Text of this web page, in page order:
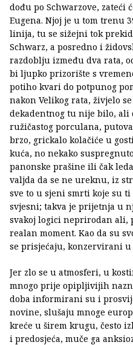
dođu po Schwarzove, zateći
Eugena. Njoj je u tom trenu
linija, tu se sižejni tok
Schwarz, a posredno i
razdoblju između dva rata,
bi ljupko prizorište s
potiho kvari do potpunog
nakon Velikog rata, živjelo
dekadentnog tu nije bilo, ali
ružičastog porculana,
brzo, grickalo kolačiće u
kuća, no nekako
panonske prašine ili čak
valjda da se ne ureknu, iz
sve to u sjeni smrti koje su
svjesni; takva je prijetnja u
svakoj logici neprirodan ali,
realan moment. Kao da su
se prisjećaju, konzervirani
Jer zlo se u atmosferi, u
mnogo prije opipljivijih
doba informirani su i
novine, slušaju mnoge
kreće u širem krugu, često
i predosjeća, muče ga